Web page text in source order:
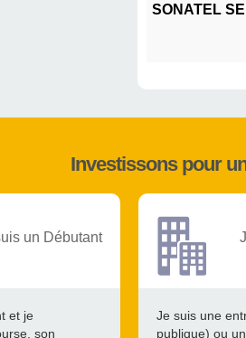
SONATEL
Investissons pour
un Débutant
et je
son
Je suis une
publique) ou